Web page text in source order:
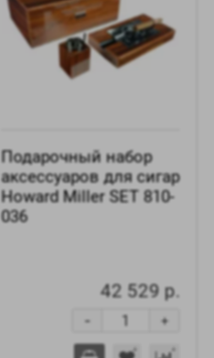
Подарочный набор
аксессуаров для сигар
Howard Miller SET 810-
036
42 529 р.
+
-